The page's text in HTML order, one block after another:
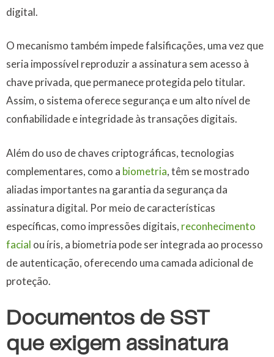
digital.
O mecanismo também impede falsificações, uma vez que
seria impossível reproduzir a assinatura sem acesso à
chave privada, que permanece protegida pelo titular.
Assim, o sistema oferece segurança e um alto nível de
confiabilidade e integridade às transações digitais.
Além do uso de chaves criptográficas, tecnologias
complementares, como a biometria, têm se mostrado
aliadas importantes na garantia da segurança da
assinatura digital. Por meio de características
específicas, como impressões digitais, reconhecimento
facial ou íris, a biometria pode ser integrada ao processo
de autenticação, oferecendo uma camada adicional de
proteção.
Documentos de SST
que exigem assinatura